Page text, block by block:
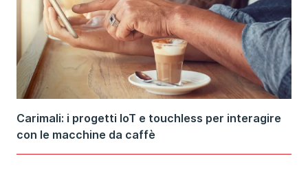
Carimali: i progetti IoT e touchless per interagire
con le macchine da caffè